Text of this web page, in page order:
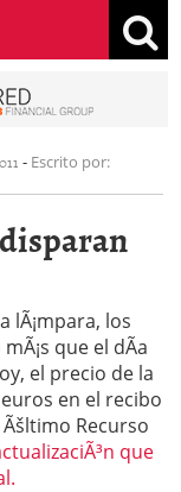
- Escrito por:
lÃ¡mpara, los
que el dÃ­a
el precio de la
en el recibo
Recurso
que